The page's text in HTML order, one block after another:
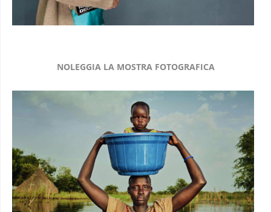
NOLEGGIA LA MOSTRA FOTOGRAFICA